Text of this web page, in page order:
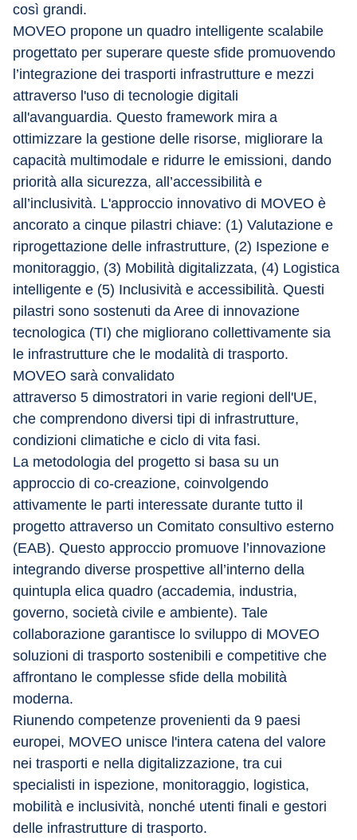
così grandi.
MOVEO propone un quadro intelligente scalabile
progettato per superare queste sfide promuovendo
l’integrazione dei trasporti infrastrutture e mezzi
attraverso l'uso di tecnologie digitali
all'avanguardia. Questo framework mira a
ottimizzare la gestione delle risorse, migliorare la
capacità multimodale e ridurre le emissioni, dando
priorità alla sicurezza, all’accessibilità e
all’inclusività. L'approccio innovativo di MOVEO è
ancorato a cinque pilastri chiave: (1) Valutazione e
riprogettazione delle infrastrutture, (2) Ispezione e
monitoraggio, (3) Mobilità digitalizzata, (4) Logistica
intelligente e (5) Inclusività e accessibilità. Questi
pilastri sono sostenuti da Aree di innovazione
tecnologica (TI) che migliorano collettivamente sia
le infrastrutture che le modalità di trasporto.
MOVEO sarà convalidato
attraverso 5 dimostratori in varie regioni dell'UE,
che comprendono diversi tipi di infrastrutture,
condizioni climatiche e ciclo di vita fasi.
La metodologia del progetto si basa su un
approccio di co-creazione, coinvolgendo
attivamente le parti interessate durante tutto il
progetto attraverso un Comitato consultivo esterno
(EAB). Questo approccio promuove l’innovazione
integrando diverse prospettive all’interno della
quintupla elica quadro (accademia, industria,
governo, società civile e ambiente). Tale
collaborazione garantisce lo sviluppo di MOVEO
soluzioni di trasporto sostenibili e competitive che
affrontano le complesse sfide della mobilità
moderna.
Riunendo competenze provenienti da 9 paesi
europei, MOVEO unisce l'intera catena del valore
nei trasporti e nella digitalizzazione, tra cui
specialisti in ispezione, monitoraggio, logistica,
mobilità e inclusività, nonché utenti finali e gestori
delle infrastrutture di trasporto.